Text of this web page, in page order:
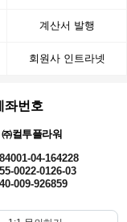
계산서 발행
회원사 인트라넷
좌번호
컬투플라워
04-164228
0022-0126-03
009-926859